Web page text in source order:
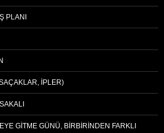
PLANI
İPLER)
GITME GÜNÜ, BIRBIRINDEN FARKLI